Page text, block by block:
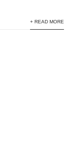
+ READ MORE